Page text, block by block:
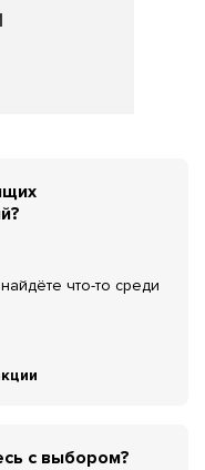
что-то среди
с выбором?